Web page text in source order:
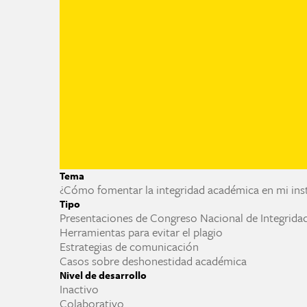
Tema
¿Cómo fomentar la integridad académica en mi
Tipo
Presentaciones de Congreso Nacional de
Herramientas para evitar el plagio
Estrategias de comunicación
Casos sobre deshonestidad académica
Nivel de desarrollo
Inactivo
Colaborativo